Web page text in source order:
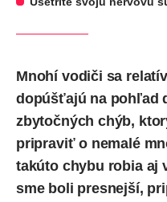
Mnohí vodiči sa
dopúšťajú na pohľad
zbytočných chýb,
pripraviť o nemalé
takúto chybu robia aj
sme boli presnejší,